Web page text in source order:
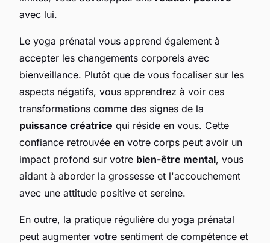
avec lui.
Le yoga prénatal vous apprend également à
accepter les changements corporels avec
bienveillance. Plutôt que de vous focaliser sur les
aspects négatifs, vous apprendrez à voir ces
transformations comme des signes de la
puissance créatrice qui réside en vous. Cette
confiance retrouvée en votre corps peut avoir un
impact profond sur votre bien-être mental, vous
aidant à aborder la grossesse et l'accouchement
avec une attitude positive et sereine.
En outre, la pratique régulière du yoga prénatal
peut augmenter votre sentiment de compétence et